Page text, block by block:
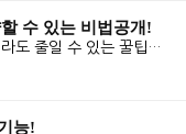
수 있는 비법공개!
매달 부담스러운 통신요금! 조금이라도 줄일 수 있는 꿀팁을 알려드립니다!..
능!